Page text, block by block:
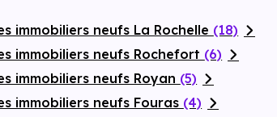
immobiliers neufs La Rochelle (18)
immobiliers neufs Rochefort (6)
immobiliers neufs Royan (5)
immobiliers neufs Fouras (4)